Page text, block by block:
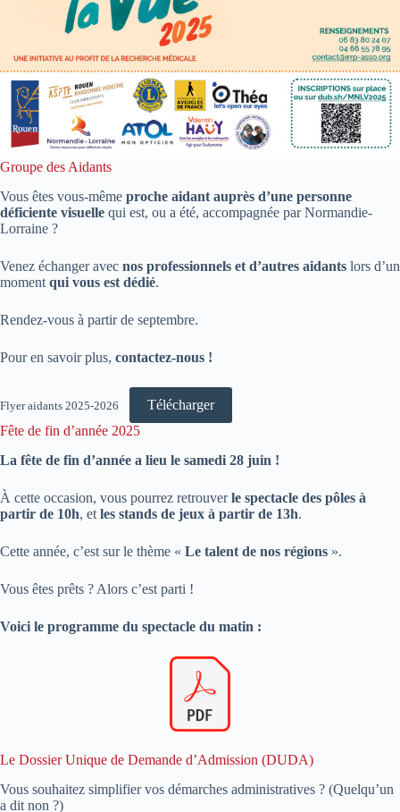
Groupe des Aidants
Vous êtes vous-même proche aidant auprès d’une personne
déficiente visuelle qui est, ou a été, accompagnée par Normandie-
Lorraine ?
Venez échanger avec nos professionnels et d’autres aidants lors d’un
moment qui vous est dédié.
Rendez-vous à partir de septembre.
Pour en savoir plus, contactez-nous !
Flyer aidants 2025-2026
Télécharger
Fête de fin d’année 2025
La fête de fin d’année a lieu le samedi 28 juin !
À cette occasion, vous pourrez retrouverle spectacle des pôles à
partir de 10h, et les stands de jeux à partir de 13h.
Cette année, c’est sur le thème « Le talent de nos régions ».
Vous êtes prêts ? Alors c’est parti !
Voici le programme du spectacle du matin :
Le Dossier Unique de Demande d’Admission (DUDA)
Vous souhaitez simplifier vos démarches administratives ? (Quelqu’un
a dit non ?)